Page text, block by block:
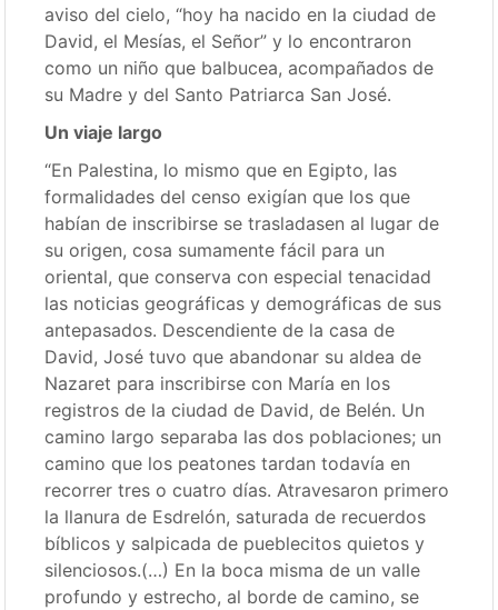
aviso del cielo, “hoy ha nacido en la ciudad de
David, el Mesías, el Señor” y lo encontraron
como un niño que balbucea, acompañados de
su Madre y del Santo Patriarca San José.
Un viaje largo
“En Palestina, lo mismo que en Egipto, las
formalidades del censo exigían que los que
habían de inscribirse se trasladasen al lugar de
su origen, cosa sumamente fácil para un
oriental, que conserva con especial tenacidad
las noticias geográficas y demográficas de sus
antepasados. Descendiente de la casa de
David, José tuvo que abandonar su aldea de
Nazaret para inscribirse con María en los
registros de la ciudad de David, de Belén. Un
camino largo separaba las dos poblaciones; un
camino que los peatones tardan todavía en
recorrer tres o cuatro días. Atravesaron primero
la llanura de Esdrelón, saturada de recuerdos
bíblicos y salpicada de pueblecitos quietos y
silenciosos.(…) En la boca misma de un valle
profundo y estrecho, al borde de camino, se